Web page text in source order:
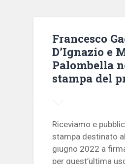
Francesco
D’Ignazio e
Palombella
stampa del
Riceviamo e
stampa destinato
giugno 2022 a
per quest’ultima